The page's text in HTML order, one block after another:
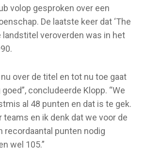
volop gesproken over een
De laatste keer dat ‘The
landstitel veroverden was in het
over de titel en tot nu toe gaat
concludeerde Klopp. “We
al 48 punten en dat is te gek.
teams en ik denk dat we voor de
recordaantal punten nodig
wel 105.”